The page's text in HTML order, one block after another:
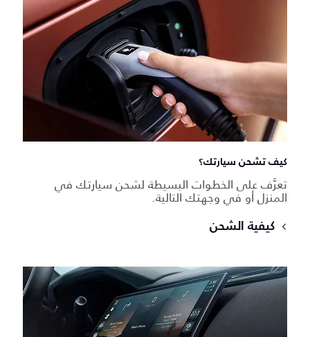
كيف تشحن سيارتك؟
تعرَّف على الخطوات البسيطة لشحن سيارتك في
المنزل أو في وجهتك التالية.
كيفية الشحن